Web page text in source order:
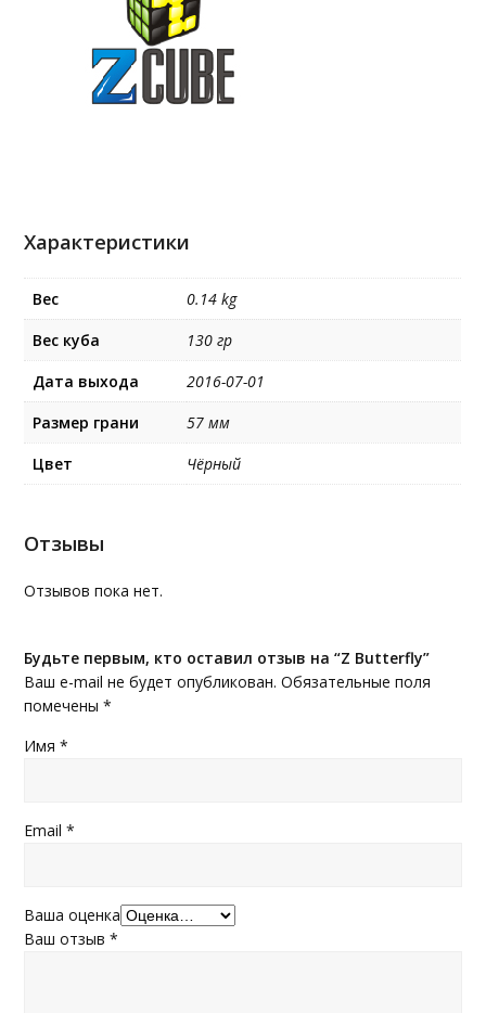
Характеристики
Вес
0.14 kg
Вес куба
130 гр
Дата выхода
2016-07-01
Размер грани
57 мм
Цвет
Чёрный
Отзывы
Отзывов пока нет.
Будьте первым, кто оставил отзыв на “Z Butterfly”
Ваш e-mail не будет опубликован. Обязательные поля
помечены*
Имя*
Email*
Ваша оценка
Ваш отзыв*